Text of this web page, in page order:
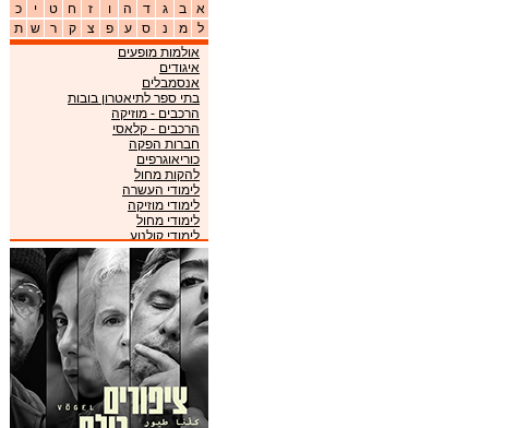
כ י ט ח ז ו ה ד ג ב
א
ת ש ר ק צ פ ע ס נ מ
ל
אולמות מופעים
איגודים
אנסמבלים
בתי ספר לתיאטרון בובות
הרכבים - מוזיקה
הרכבים - קלאסי
חברות הפקה
כוריאוגרפים
להקות מחול
לימודי העשרה
לימודי מוזיקה
לימודי מחול
לימודי קולנוע
לימודי תיאטרון
מוזיאונים
מועדונים
מקהלות
מרכזי מוזיקה
ניהול אמנים
סינמטקים
פסטיבלים
קונסרבטוריונים
תזמורות
תיאטראות
תיאטרוני ילדים